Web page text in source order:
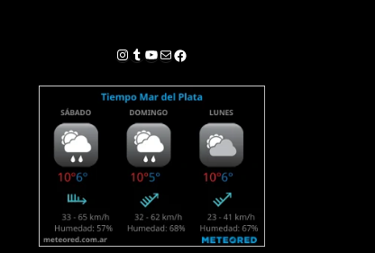
Instagram
Tumblr
YouTube
Correo electrónico
Facebook